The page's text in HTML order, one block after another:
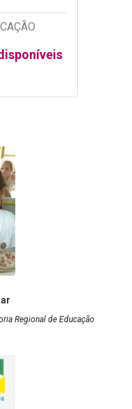
Regional de Educação